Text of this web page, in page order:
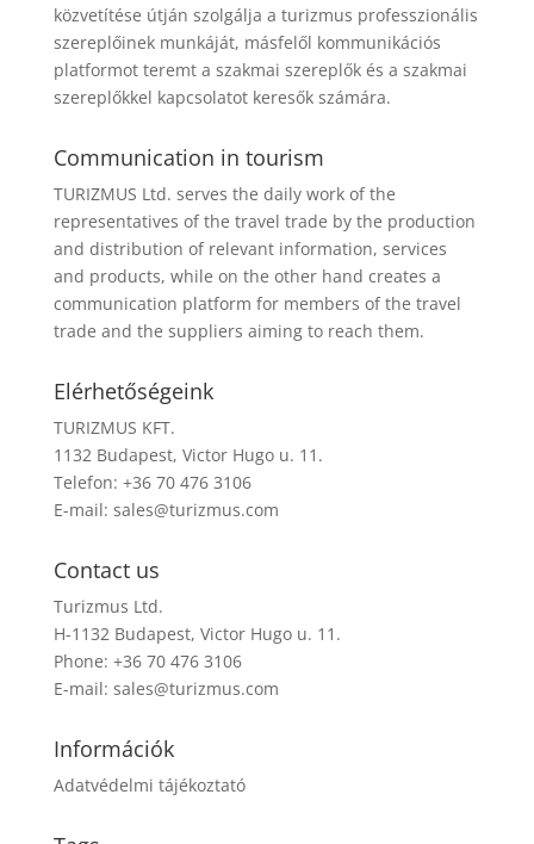
közvetítése útján szolgálja a turizmus professzionális
szereplőinek munkáját, másfelől kommunikációs
platformot teremt a szakmai szereplők és a szakmai
szereplőkkel kapcsolatot keresők számára.
Communication in tourism
TURIZMUS Ltd. serves the daily work of the
representatives of the travel trade by the production
and distribution of relevant information, services
and products, while on the other hand creates a
communication platform for members of the travel
trade and the suppliers aiming to reach them.
Elérhetőségeink
TURIZMUS KFT.
1132 Budapest, Victor Hugo u. 11.
Telefon: +36 70 476 3106
E-mail: sales@turizmus.com
Contact us
Turizmus Ltd.
H-1132 Budapest, Victor Hugo u. 11.
Phone: +36 70 476 3106
E-mail: sales@turizmus.com
Információk
Adatvédelmi tájékoztató